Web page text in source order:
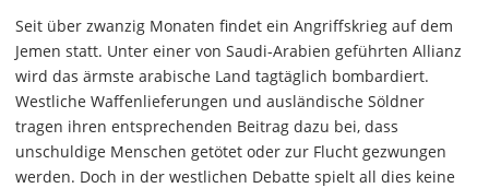
Seit über zwanzig Monaten findet ein Angriffskrieg auf dem
Jemen statt. Unter einer von Saudi-Arabien geführten Allianz
wird das ärmste arabische Land tagtäglich bombardiert.
Westliche Waffenlieferungen und ausländische Söldner
tragen ihren entsprechenden Beitrag dazu bei, dass
unschuldige Menschen getötet oder zur Flucht gezwungen
werden. Doch in der westlichen Debatte spielt all dies keine